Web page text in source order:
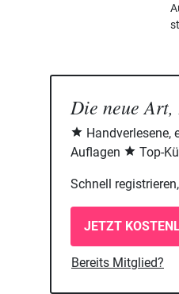
Die neue Art,
Handverlesene,
Auflagen
Top-
Schnell
JETZT
Bereits Mitglied?